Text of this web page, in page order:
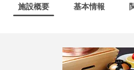
施設概要 基本情報